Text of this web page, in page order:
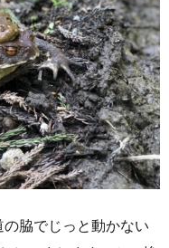
脇でじっと動かない